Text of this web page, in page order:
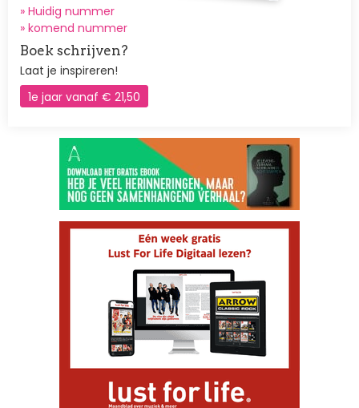
» Huidig nummer
» komend nummer
Boek schrijven?
Laat je inspireren!
1e jaar vanaf € 21,50